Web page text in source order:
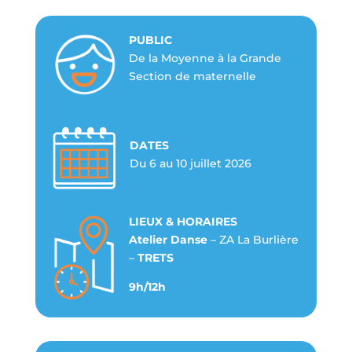
PUBLIC
De la Moyenne à la Grande
Section de maternelle
DATES
Du 6 au 10 juillet 2026
LIEUX & HORAIRES
Atelier Danse – ZA La Burlière
– TRETS
9h/12h